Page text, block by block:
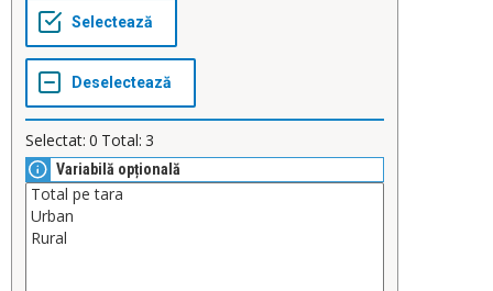
Selectat: 0 Total: 3
Variabilă opțională